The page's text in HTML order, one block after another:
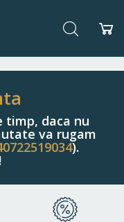
Căutare
timp, daca nu
va rugam
).